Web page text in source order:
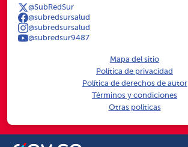
@SubRedSur
@subredsursalud
@subredsursalud
@subredsur9487
Mapa del sitio
Política de privacidad
Política de derechos de autor
Términos y condiciones
Otras políticas